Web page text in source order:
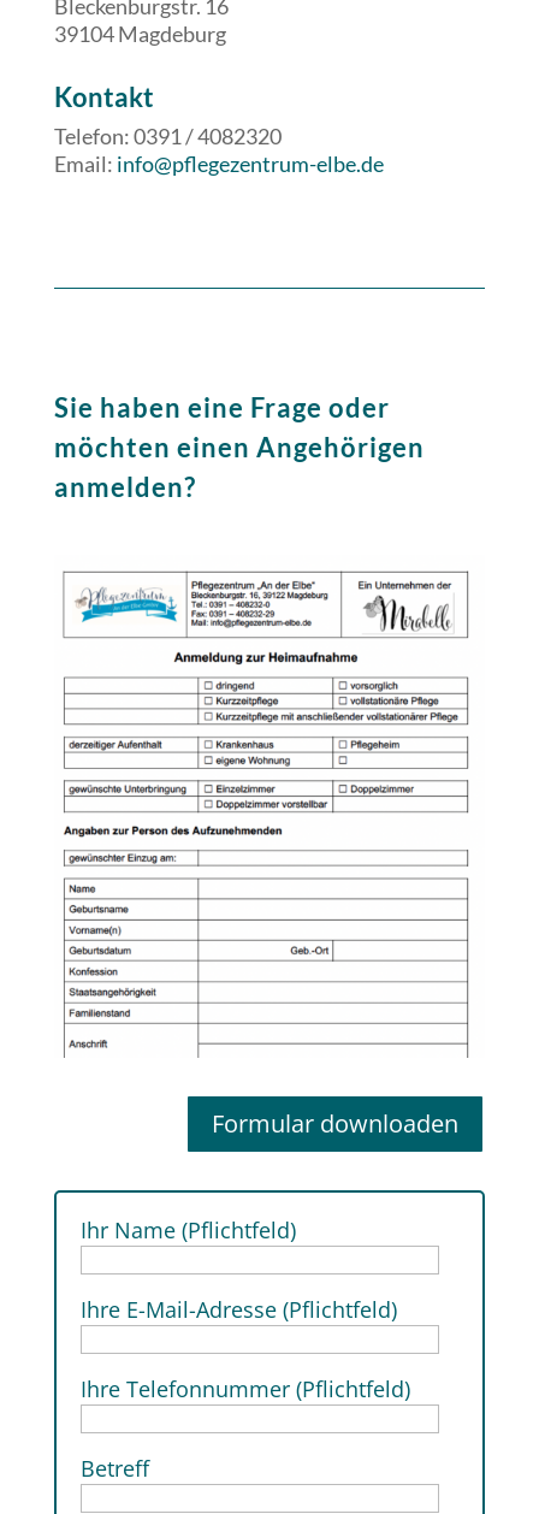
Bleckenburgstr. 16
39104 Magdeburg
​​Kontakt
Telefon: 0391 / 4082320
Email: info@pflegezentrum-elbe.de
Sie haben eine Frage oder
möchten einen Angehörigen
anmelden?
Formular downloaden
Ihr Name (Pflichtfeld)
Ihre E-Mail-Adresse (Pflichtfeld)
Ihre Telefonnummer (Pflichtfeld)
Betreff